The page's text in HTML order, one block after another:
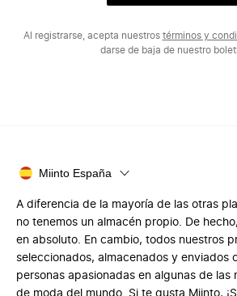
Al registrarse, acepta nuestros términos y
darse de baja de nuestro
Miinto España
A diferencia de la mayoría de las otras
no tenemos un almacén propio. De
en absoluto. En cambio, todos nuestros
seleccionados, almacenados y enviados
personas apasionadas en algunas de las
de moda del mundo. Si te gusta Miinto,